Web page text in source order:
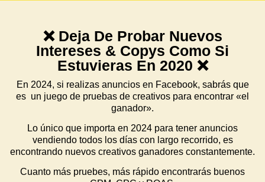
❌ Deja De Probar Nuevos
Intereses & Copys Como Si
Estuvieras En 2020 ❌
En 2024, si realizas anuncios en Facebook, sabrás que
es un juego de pruebas de creativos para encontrar «el
ganador».
Lo único que importa en 2024 para tener anuncios
vendiendo todos los días con largo recorrido, es
encontrando nuevos creativos ganadores constantemente.
Cuanto más pruebes, más rápido encontrarás buenos